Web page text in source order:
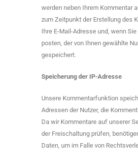
werden neben Ihrem Kommentar
zum Zeitpunkt der Erstellung des
Ihre E-Mail-Adresse und, wenn
posten, der von Ihnen gewählte
gespeichert.
Speicherung der IP-Adresse
Unsere Kommentarfunktion
Adressen der Nutzer, die
Da wir Kommentare auf unserer
der Freischaltung prüfen,
Daten, um im Falle von